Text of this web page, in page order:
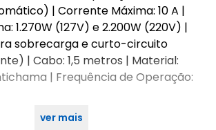
| Corrente Máxima: 10 A |
1.270W (127V) e 2.200W (220V) |
sobrecarga e curto-circuito
| Cabo: 1,5 metros | Material:
| Frequência de Operação:
ver mais